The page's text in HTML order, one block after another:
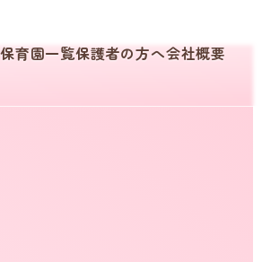
育園一覧保護者の方へ会社概要